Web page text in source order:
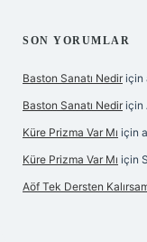
SON YORUMLAR
Baston Sanatı Nedir için
Baston Sanatı Nedir için
Küre Prizma Var Mı için
Küre Prizma Var Mı için
Aöf Tek Dersten